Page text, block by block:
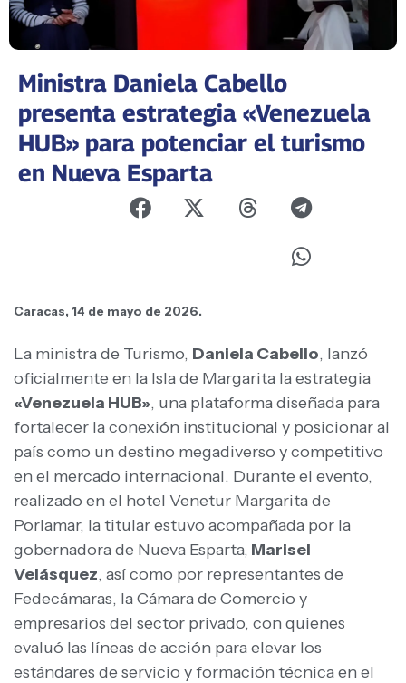
Ministra Daniela Cabello
presenta estrategia «Venezuela
HUB» para potenciar el turismo
en Nueva Esparta
Caracas, 14 de mayo de 2026.
La ministra de Turismo, Daniela Cabello, lanzó
oficialmente en la Isla de Margarita la estrategia
«Venezuela HUB», una plataforma diseñada para
fortalecer la conexión institucional y posicionar al
país como un destino megadiverso y competitivo
en el mercado internacional. Durante el evento,
realizado en el hotel Venetur Margarita de
Porlamar, la titular estuvo acompañada por la
gobernadora de Nueva Esparta, Marisel
Velásquez, así como por representantes de
Fedecámaras, la Cámara de Comercio y
empresarios del sector privado, con quienes
evaluó las líneas de acción para elevar los
estándares de servicio y formación técnica en el